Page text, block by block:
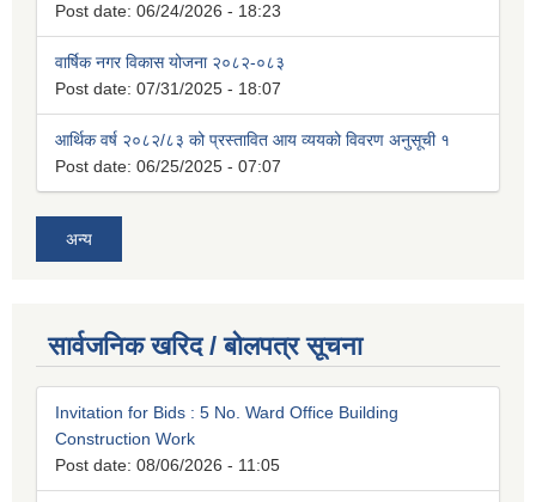
Post date: 06/24/2026 - 18:23
वार्षिक नगर विकास योजना २०८२-०८३
Post date: 07/31/2025 - 18:07
आर्थिक वर्ष २०८२/८३ को प्रस्तावित आय व्ययको विवरण अनुसूची १
Post date: 06/25/2025 - 07:07
अन्य
सार्वजनिक खरिद / बोलपत्र सूचना
Invitation for Bids : 5 No. Ward Office Building
Construction Work
Post date: 08/06/2026 - 11:05